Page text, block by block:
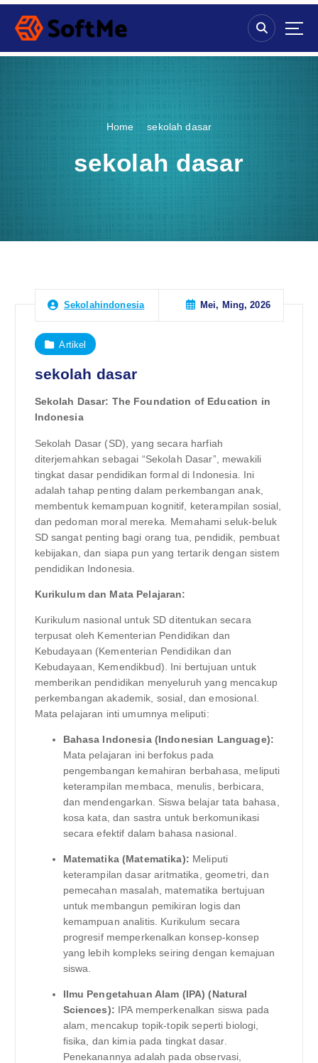
S
p
Home sekolah dasar
sekolah dasar
Sekolahindonesia Mei, Ming, 2026
Artikel
sekolah dasar
Sekolah Dasar: The Foundation of Education in
Indonesia
Sekolah Dasar (SD), yang secara harfiah
diterjemahkan sebagai “Sekolah Dasar”, mewakili
tingkat dasar pendidikan formal di Indonesia. Ini
adalah tahap penting dalam perkembangan anak,
membentuk kemampuan kognitif, keterampilan sosial,
dan pedoman moral mereka. Memahami seluk-beluk
SD sangat penting bagi orang tua, pendidik, pembuat
kebijakan, dan siapa pun yang tertarik dengan sistem
pendidikan Indonesia.
Kurikulum dan Mata Pelajaran:
Kurikulum nasional untuk SD ditentukan secara
terpusat oleh Kementerian Pendidikan dan
Kebudayaan (Kementerian Pendidikan dan
Kebudayaan, Kemendikbud). Ini bertujuan untuk
memberikan pendidikan menyeluruh yang mencakup
perkembangan akademik, sosial, dan emosional.
Mata pelajaran inti umumnya meliputi:
Bahasa Indonesia (Indonesian Language):
Mata pelajaran ini berfokus pada
pengembangan kemahiran berbahasa, meliputi
keterampilan membaca, menulis, berbicara,
dan mendengarkan. Siswa belajar tata bahasa,
kosa kata, dan sastra untuk berkomunikasi
secara efektif dalam bahasa nasional.
Matematika (Matematika): Meliputi
keterampilan dasar aritmatika, geometri, dan
pemecahan masalah, matematika bertujuan
untuk membangun pemikiran logis dan
kemampuan analitis. Kurikulum secara
progresif memperkenalkan konsep-konsep
yang lebih kompleks seiring dengan kemajuan
siswa.
Ilmu Pengetahuan Alam (IPA) (Natural
Sciences): IPA memperkenalkan siswa pada
alam, mencakup topik-topik seperti biologi,
fisika, dan kimia pada tingkat dasar.
Penekanannya adalah pada observasi,